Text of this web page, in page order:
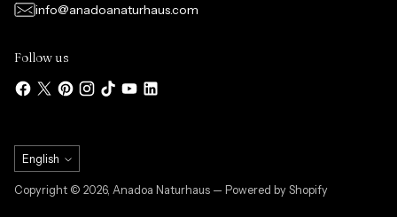
info@anadoanaturhaus.com
Follow us
Language
English
Copyright © 2026, Anadoa Naturhaus — Powered by Shopify